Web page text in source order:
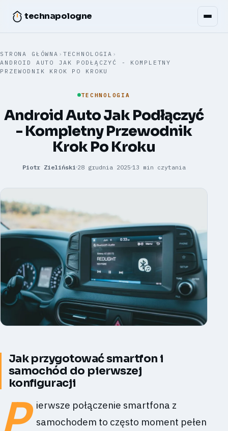
technapologne
STRONA GŁÓWNA › TECHNOLOGIA ›
ANDROID AUTO JAK PODŁĄCZYĆ - KOMPLETNY
PRZEWODNIK KROK PO KROKU
TECHNOLOGIA
Android Auto Jak Podłączyć
- Kompletny Przewodnik
Krok Po Kroku
Piotr Zieliński 28 grudnia 2025 13 min czytania
Jak przygotować smartfon i
samochód do pierwszej
konfiguracji
P
ierwsze połączenie smartfona z
samochodem to często moment pełen